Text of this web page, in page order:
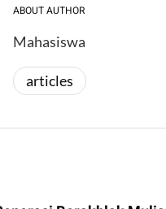
ABOUT AUTHOR
Mahasiswa
articles